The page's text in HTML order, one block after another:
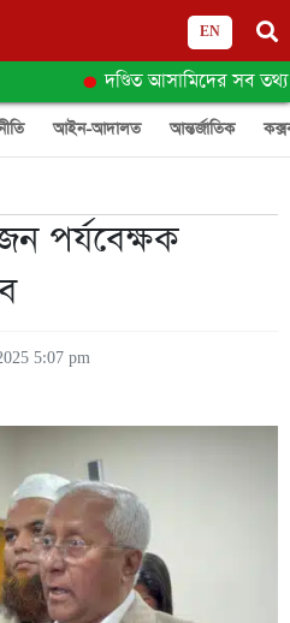
EN
দণ্ডিত আসামিদের সব তথ্য
আইন-আদালত আন্তর্জাতিক
পর্যবেক্ষক
5:07 pm